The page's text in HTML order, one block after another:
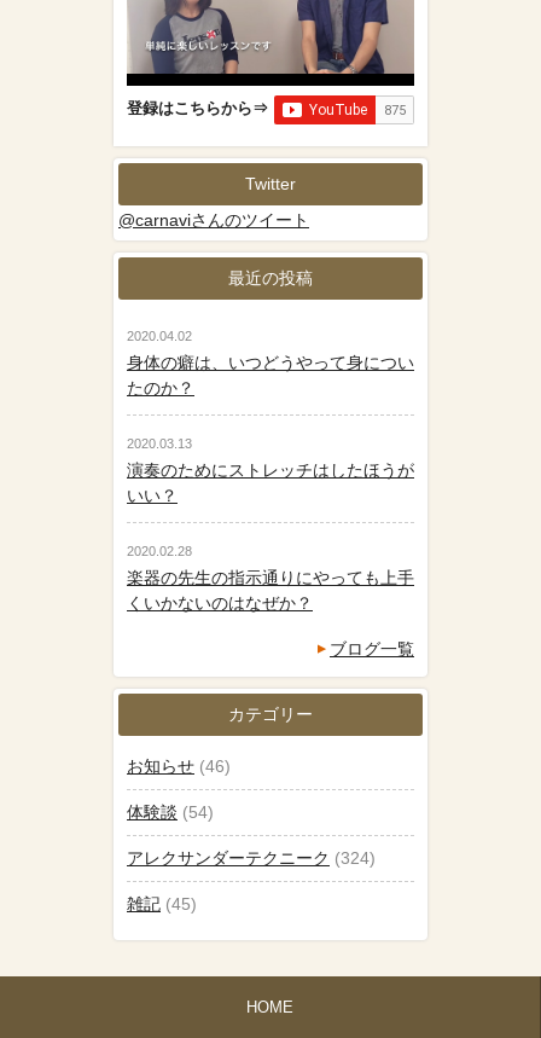
登録はこちらから⇒
Twitter
@carnaviさんのツイート
最近の投稿
2020.04.02
身体の癖は、いつどうやって身につい
たのか？
2020.03.13
演奏のためにストレッチはしたほうが
いい？
2020.02.28
楽器の先生の指示通りにやっても上手
くいかないのはなぜか？
ブログ一覧
カテゴリー
お知らせ (46)
体験談 (54)
アレクサンダーテクニーク (324)
雑記 (45)
HOME